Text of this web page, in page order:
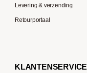
Levering & verzending
Retourportaal
KLANTENSERVICE